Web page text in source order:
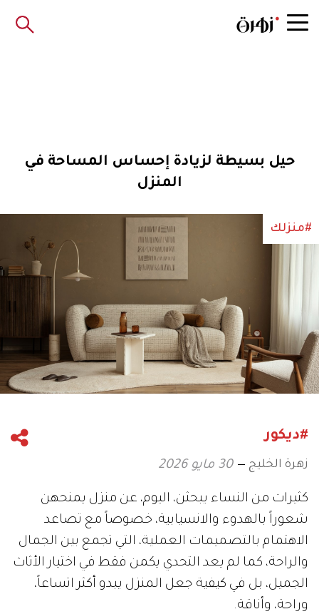
حيل بسيطة لزيادة إحساس المساحة في
المنزل
#منزلك
#ديكور
زهرة الخليج 30 مايو 2026
كثيرات من النساء يبحثن، اليوم، عن منزل يمنحهن
شعوراً بالهدوء والانسيابية، خصوصاً مع تصاعد
الاهتمام بالتصميمات العملية، التي تجمع بين الجمال
والراحة، كما لم يعد التحدي يكمن فقط في اختيار الأثاث
الجميل، بل في كيفية جعل المنزل يبدو أكثر اتساعاً،
وراحة، وأناقة.